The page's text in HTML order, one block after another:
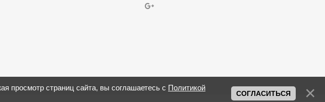
просмотр страниц сайта, вы соглашаетесь с Политикой
СОГЛАСИТЬСЯ